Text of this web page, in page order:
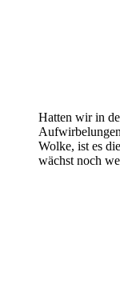
Hatten wir in
Wolke, ist es
wächst noch